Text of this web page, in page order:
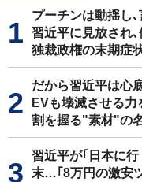
プーチンは動揺し
習近平に見放され
独裁政権の末期症
だから習近平は心
EVも壊滅させる
割を握る"素材"の
習近平が｢日本に
末…｢8万円の激安